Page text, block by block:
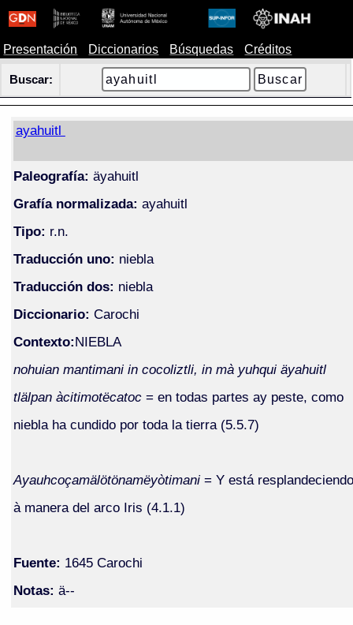
Presentación Diccionarios Búsquedas Créditos
Buscar:
ayahuitl
Paleografía: äyahuitl
Grafía normalizada: ayahuitl
Tipo: r.n.
Traducción uno: niebla
Traducción dos: niebla
Diccionario: Carochi
Contexto:NIEBLA
nohuian mantimani in cocoliztli, in mà yuhqui äyahuitl
tlälpan àcitimotëcatoc = en todas partes ay peste, como
niebla ha cundido por toda la tierra (5.5.7)
Ayauhcoçamälötönamëyòtimani = Y está resplandeciendo
à manera del arco Iris (4.1.1)
Fuente: 1645 Carochi
Notas: ä--